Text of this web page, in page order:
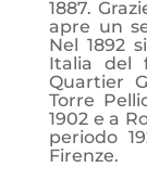
1887.
apre un
Nel 1892
Italia del
Quartier
Torre
1902 e a
periodo
Firenze.